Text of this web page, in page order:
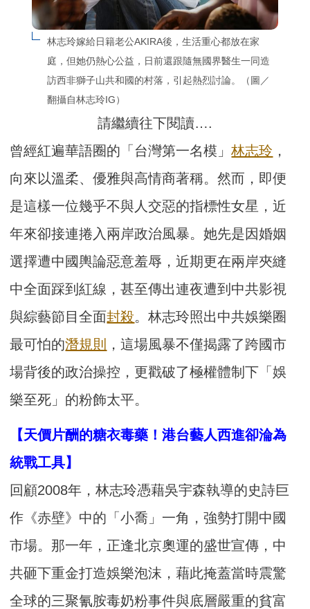
林志玲嫁給日籍老公AKIRA後，生活重心都放在家
庭，但她仍熱心公益，日前還跟隨無國界醫生一同造
訪西非獅子山共和國的村落，引起熱烈討論。（圖／
翻攝自林志玲IG）
請繼續往下閱讀….
曾經紅遍華語圈的「台灣第一名模」林志玲 ，
向來以溫柔、優雅與高情商著稱。然而，即便
是這樣一位幾乎不與人交惡的指標性女星，近
年來卻接連捲入兩岸政治風暴。她先是因婚姻
選擇遭中國輿論惡意羞辱，近期更在兩岸夾縫
中全面踩到紅線，甚至傳出連夜遭到中共影視
與綜藝節目全面封殺。林志玲照出中共娛樂圈
最可怕的潛規則
，這場風暴不僅揭露了跨國市
場背後的政治操控，更戳破了極權體制下「娛
樂至死」的粉飾太平。
【天價片酬的糖衣毒藥！港台藝人西進卻淪為
統戰工具】
回顧2008年，林志玲憑藉吳宇森執導的史詩巨
作《赤壁》中的「小喬」一角，強勢打開中國
市場。那一年，正逢北京奧運的盛世宣傳，中
共砸下重金打造娛樂泡沫，藉此掩蓋當時震驚
全球的三聚氰胺毒奶粉事件與底層嚴重的貧富